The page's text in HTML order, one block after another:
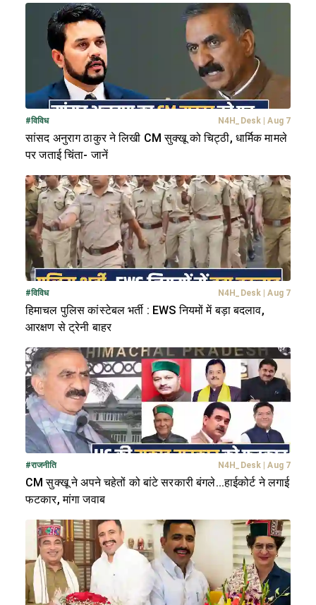
#विविध N4H_Desk Aug 7
सांसद अनुराग ठाकुर ने लिखी CM सुक्खू को चिट्ठी, धार्मिक मामले
पर जताई चिंता- जानें
#विविध N4H_Desk Aug 7
हिमाचल पुलिस कांस्टेबल भर्ती : EWS नियमों में बड़ा बदलाव,
आरक्षण से ट्रेनी बाहर
#राजनीति N4H_Desk Aug 7
CM सुक्खू ने अपने चहेतों को बांटे सरकारी बंगले...हाईकोर्ट ने लगाई
फटकार, मांगा जवाब